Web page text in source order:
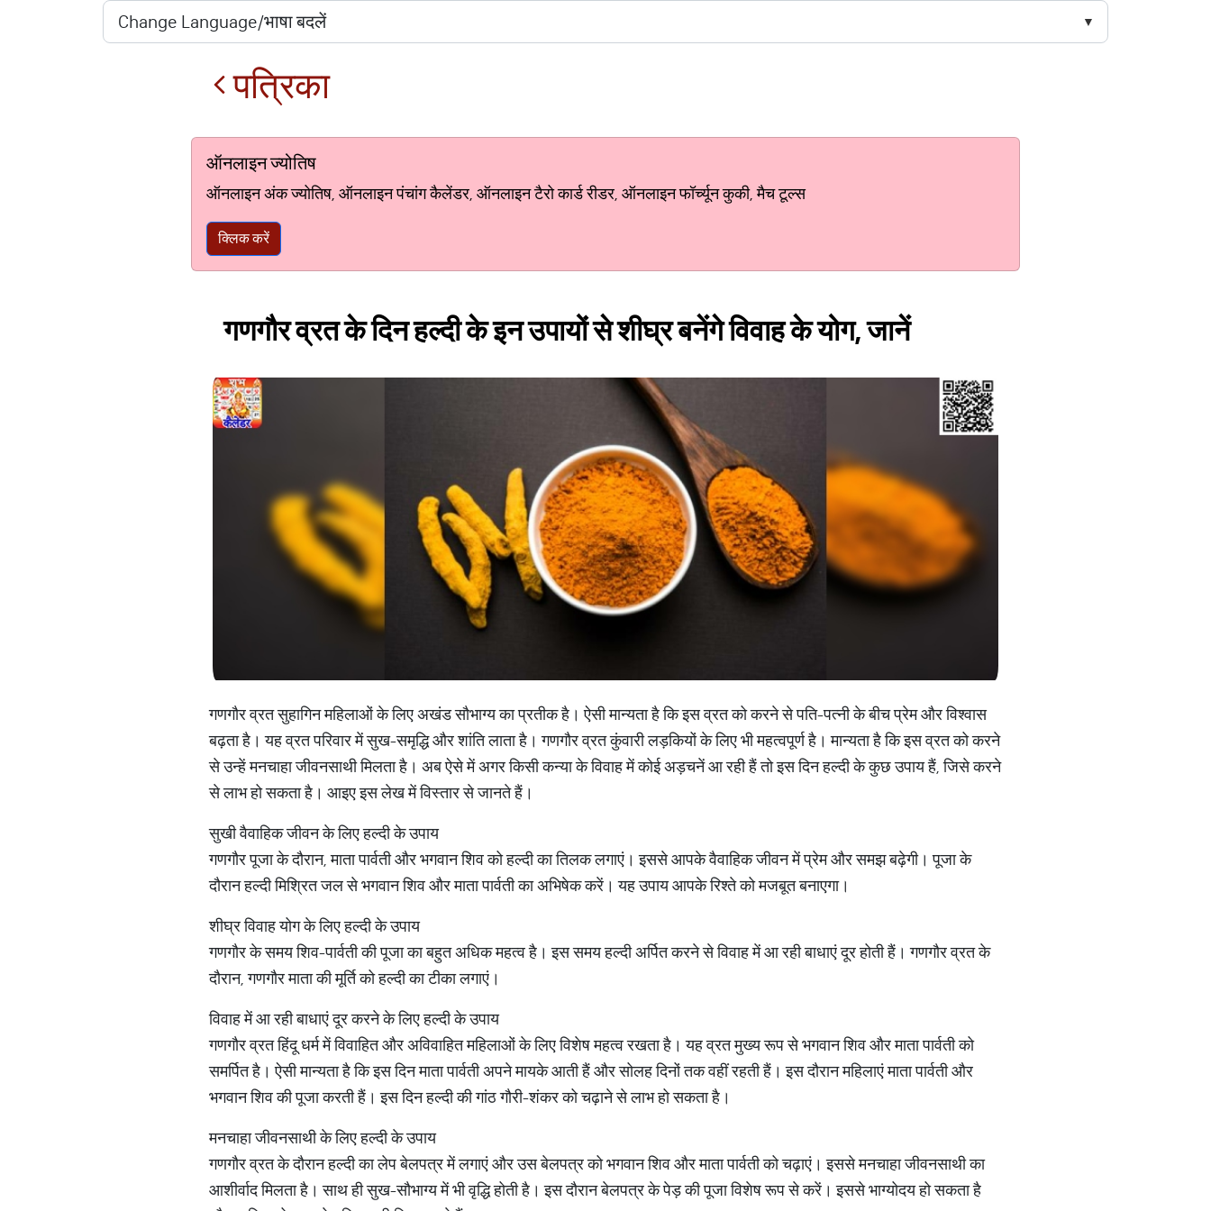
पत्रिका
ऑनलाइन ज्योतिष
ऑनलाइन अंक ज्योतिष, ऑनलाइन पंचांग कैलेंडर, ऑनलाइन टैरो कार्ड रीडर, ऑनलाइन फॉर्च्यून कुकी, मैच टूल्स
क्लिक करें
गणगौर व्रत के दिन हल्दी के इन उपायों से शीघ्र बनेंगे विवाह के योग, जानें
गणगौर व्रत सुहागिन महिलाओं के लिए अखंड सौभाग्य का प्रतीक है। ऐसी मान्यता है कि इस व्रत को करने से पति-पत्नी के बीच प्रेम और विश्वास
बढ़ता है। यह व्रत परिवार में सुख-समृद्धि और शांति लाता है। गणगौर व्रत कुंवारी लड़कियों के लिए भी महत्वपूर्ण है। मान्यता है कि इस व्रत को करने
से उन्हें मनचाहा जीवनसाथी मिलता है। अब ऐसे में अगर किसी कन्या के विवाह में कोई अड़चनें आ रही हैं तो इस दिन हल्दी के कुछ उपाय हैं, जिसे करने
से लाभ हो सकता है। आइए इस लेख में विस्तार से जानते हैं।
सुखी वैवाहिक जीवन के लिए हल्दी के उपाय
गणगौर पूजा के दौरान, माता पार्वती और भगवान शिव को हल्दी का तिलक लगाएं। इससे आपके वैवाहिक जीवन में प्रेम और समझ बढ़ेगी। पूजा के
दौरान हल्दी मिश्रित जल से भगवान शिव और माता पार्वती का अभिषेक करें। यह उपाय आपके रिश्ते को मजबूत बनाएगा।
शीघ्र विवाह योग के लिए हल्दी के उपाय
गणगौर के समय शिव-पार्वती की पूजा का बहुत अधिक महत्व है। इस समय हल्दी अर्पित करने से विवाह में आ रही बाधाएं दूर होती हैं। गणगौर व्रत के
दौरान, गणगौर माता की मूर्ति को हल्दी का टीका लगाएं।
विवाह में आ रही बाधाएं दूर करने के लिए हल्दी के उपाय
गणगौर व्रत हिंदू धर्म में विवाहित और अविवाहित महिलाओं के लिए विशेष महत्व रखता है। यह व्रत मुख्य रूप से भगवान शिव और माता पार्वती को
समर्पित है। ऐसी मान्यता है कि इस दिन माता पार्वती अपने मायके आती हैं और सोलह दिनों तक वहीं रहती हैं। इस दौरान महिलाएं माता पार्वती और
भगवान शिव की पूजा करती हैं। इस दिन हल्दी की गांठ गौरी-शंकर को चढ़ाने से लाभ हो सकता है।
मनचाहा जीवनसाथी के लिए हल्दी के उपाय
गणगौर व्रत के दौरान हल्दी का लेप बेलपत्र में लगाएं और उस बेलपत्र को भगवान शिव और माता पार्वती को चढ़ाएं। इससे मनचाहा जीवनसाथी का
आशीर्वाद मिलता है। साथ ही सुख-सौभाग्य में भी वृद्धि होती है। इस दौरान बेलपत्र के पेड़ की पूजा विशेष रूप से करें। इससे भाग्योदय हो सकता है